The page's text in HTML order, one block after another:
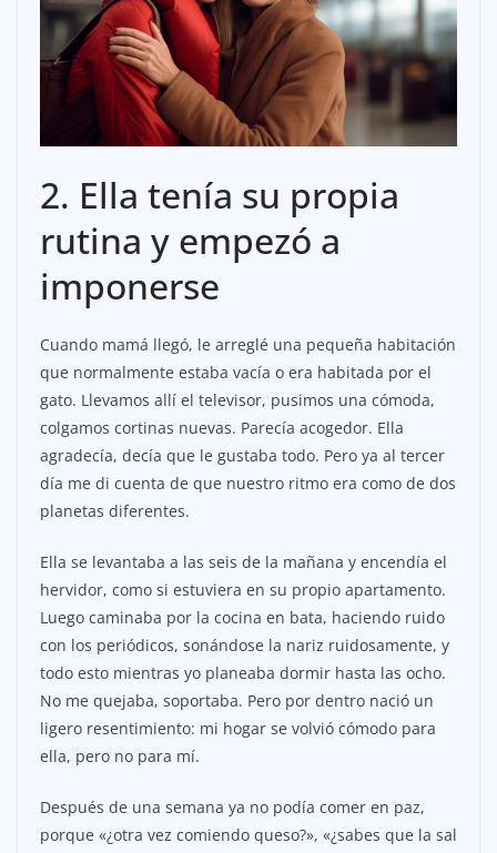
2. Ella tenía su propia
rutina y empezó a
imponerse
Cuando mamá llegó, le arreglé una pequeña habitación
que normalmente estaba vacía o era habitada por el
gato. Llevamos allí el televisor, pusimos una cómoda,
colgamos cortinas nuevas. Parecía acogedor. Ella
agradecía, decía que le gustaba todo. Pero ya al tercer
día me di cuenta de que nuestro ritmo era como de dos
planetas diferentes.
Ella se levantaba a las seis de la mañana y encendía el
hervidor, como si estuviera en su propio apartamento.
Luego caminaba por la cocina en bata, haciendo ruido
con los periódicos, sonándose la nariz ruidosamente, y
todo esto mientras yo planeaba dormir hasta las ocho.
No me quejaba, soportaba. Pero por dentro nació un
ligero resentimiento: mi hogar se volvió cómodo para
ella, pero no para mí.
Después de una semana ya no podía comer en paz,
porque «¿otra vez comiendo queso?», «¿sabes que la sal